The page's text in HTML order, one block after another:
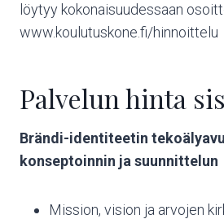
löytyy kokonaisuudessaan
www.koulutuskone.fi/hinnoittelu
Palvelun hinta
Brändi-identiteetin
konseptoinnin ja suunnittelun
Mission, vision ja arvojen